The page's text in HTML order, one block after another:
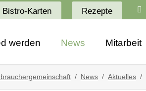
Bistro-Karten
Rezepte
werden News
Aktuelles
Mitarbeit
Stellenangebote
News Aktuelles